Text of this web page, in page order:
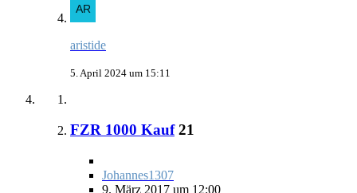
aristide
5. April 2024 um 15:11
FZR 1000 Kauf 21
Johannes1307
9. März 2017 um 12:00